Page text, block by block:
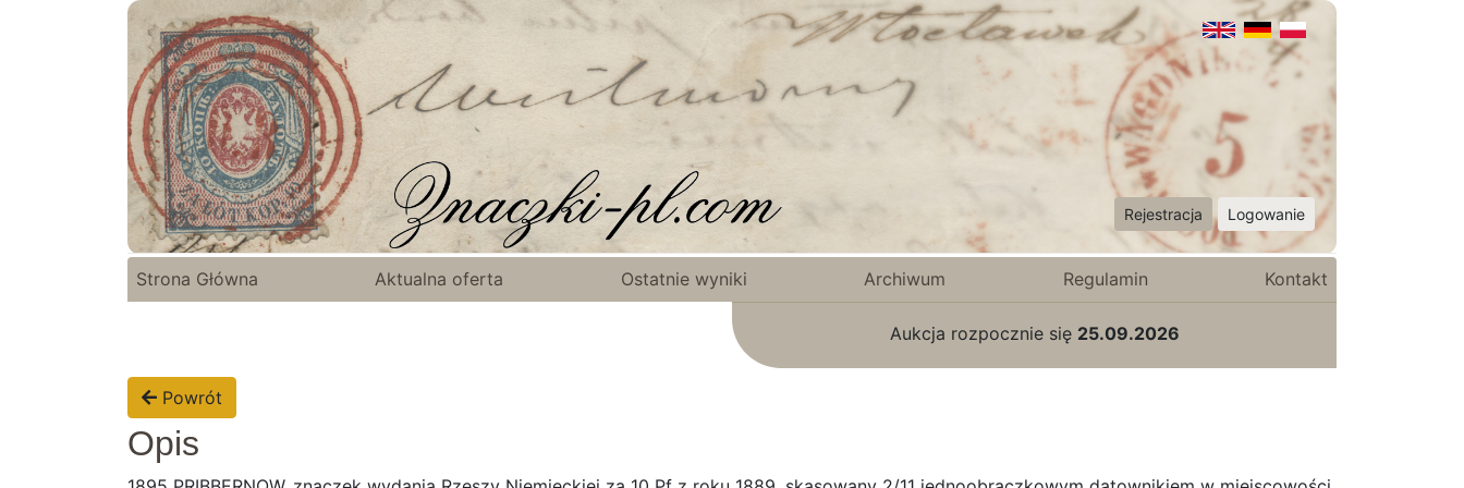
Rejestracja Logowanie
Strona Główna Aktualna oferta Ostatnie wyniki Archiwum Regulamin Kontakt
Aukcja rozpocznie się 25.09.2026
Powrót
Opis